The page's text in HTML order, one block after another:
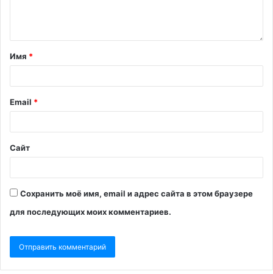
Имя *
Email *
Сайт
Сохранить моё имя, email и адрес сайта в этом браузере
для последующих моих комментариев.